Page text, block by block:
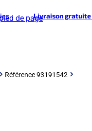
de pageLivraison gratuite
Référence 93191542